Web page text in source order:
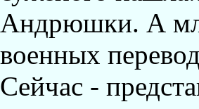
Андрюшки. А
военных
Сейчас -